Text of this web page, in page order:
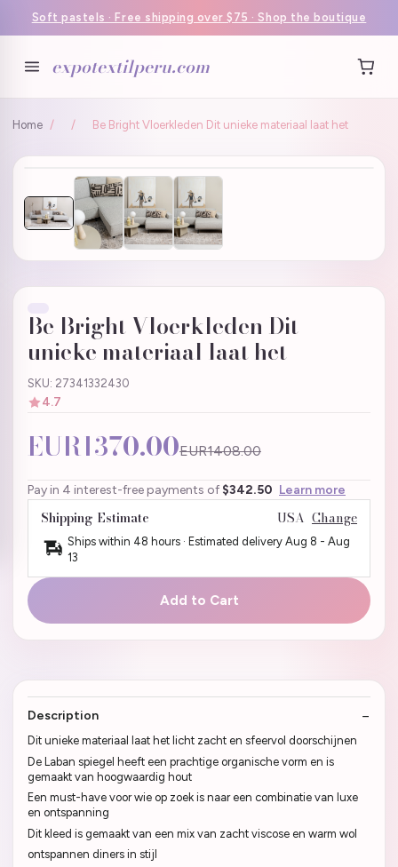
Soft pastels · Free shipping over $75 · Shop the boutique
expotextilperu.com
Home / / Be Bright Vloerkleden Dit unieke materiaal laat het
Be Bright Vloerkleden Dit
unieke materiaal laat het
SKU: 27341332430
4.7
EUR1370.00EUR1408.00
Pay in 4 interest-free payments of $342.50 Learn more
Shipping Estimate USA Change
Ships within 48 hours · Estimated delivery Aug 8 - Aug
13
Add to Cart
Description
Dit unieke materiaal laat het licht zacht en sfeervol doorschijnen
De Laban spiegel heeft een prachtige organische vorm en is
gemaakt van hoogwaardig hout
Een must-have voor wie op zoek is naar een combinatie van luxe
en ontspanning
Dit kleed is gemaakt van een mix van zacht viscose en warm wol
ontspannen diners in stijl